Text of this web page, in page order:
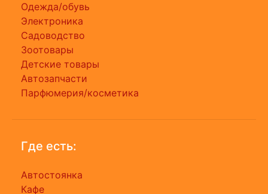
Одежда/обувь
Электроника
Садоводство
Зоотовары
Детские товары
Автозапчасти
Парфюмерия/косметика
Где есть:
Автостоянка
Кафе